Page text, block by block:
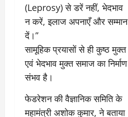
(Leprosy) से डरें नहीं, भेदभाव
न करें, इलाज अपनाएँ और सम्मान
दें।”
सामूहिक प्रयासों से ही कुष्ठ मुक्त
एवं भेदभाव मुक्त समाज का निर्माण
संभव है।
फेडरेशन की वैज्ञानिक समिति के
महामंत्री अशोक कुमार, ने बताया